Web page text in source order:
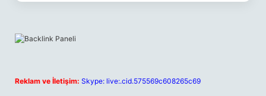
Reklam ve İletişim: Skype: live:.cid.575569c608265c69